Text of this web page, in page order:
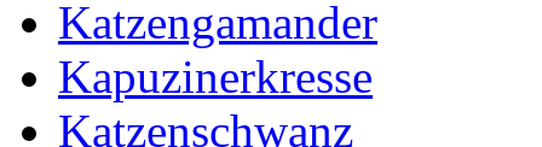
Katzengamander
Kapuzinerkresse
Katzenschwanz